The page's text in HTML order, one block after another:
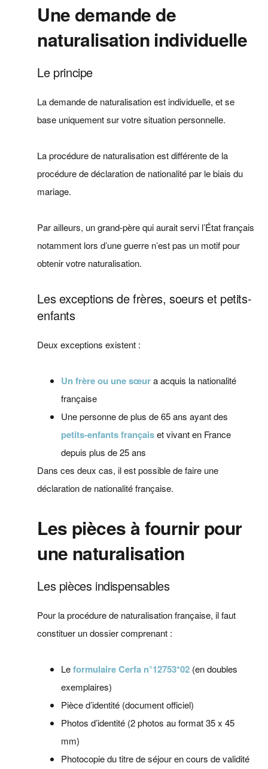
Une demande de
naturalisation individuelle
Le principe
La demande de naturalisation est individuelle, et se
base uniquement sur votre situation personnelle.
La procédure de naturalisation est différente de la
procédure de déclaration de nationalité par le biais du
mariage.
Par ailleurs, un grand-père qui aurait servi l’État français
notamment lors d’une guerre n’est pas un motif pour
obtenir votre naturalisation.
Les exceptions de frères, soeurs et petits-
enfants
Deux exceptions existent :
Un frère ou une sœura acquis la nationalité
française
Une personne de plus de 65 ans ayant des
petits-enfants françaiset vivant en France
depuis plus de 25 ans
Dans ces deux cas, il est possible de faire une
déclaration de nationalité française.
Les pièces à fournir pour
une naturalisation
Les pièces indispensables
Pour la procédure de naturalisation française, il faut
constituer un dossier comprenant :
Leformulaire Cerfa n°12753*02 (en doubles
exemplaires)
Pièce d’identité (document officiel)
Photos d’identité (2 photos au format 35 x 45
mm)
Photocopie du titre de séjour en cours de validité